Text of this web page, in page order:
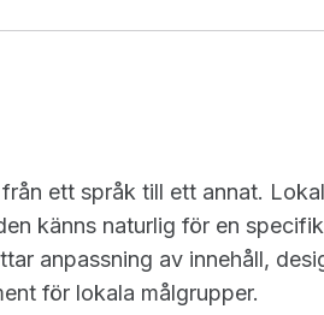
ett språk till ett annat.
känns naturlig för en
anpassning av innehåll,
för lokala målgrupper.